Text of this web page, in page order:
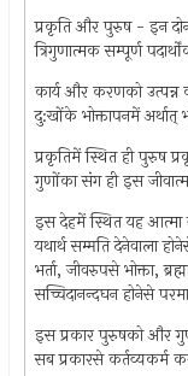
प्रकृति और पुरुष - इन
त्रिगुणात्मक सम्पूर्ण
कार्य और करणको उत्पन्न
दु:खोंके भोक्तापनमें
प्रकृतिमें स्थित ही पुरुष
गुणोंका संग ही इस
इस देहमें स्थित यह आत्मा
यथार्थ सम्मति देनेवाला
भर्ता, जीवरुपसे भोक्ता,
सच्चिदानन्दघन होनेसे
इस प्रकार पुरुषको और
सब प्रकारसे कर्तव्यकर्म